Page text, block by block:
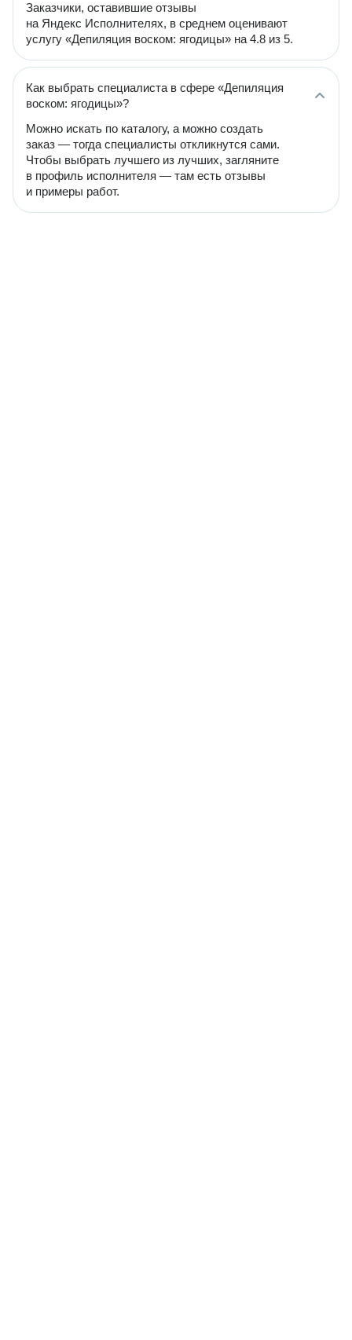
Заказчики, оставившие отзывы
на Яндекс Исполнителях, в среднем оценивают
услугу «Депиляция воском: ягодицы» на 4.8 из 5.
Как выбрать специалиста в сфере «Депиляция
воском: ягодицы»?
Можно искать по каталогу, а можно создать
заказ — тогда специалисты откликнутся сами.
Чтобы выбрать лучшего из лучших, загляните
в профиль исполнителя — там есть отзывы
и примеры работ.